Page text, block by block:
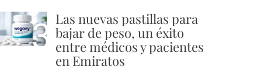
3 Las nuevas pastillas para
bajar de peso, un éxito
entre médicos y pacientes
en Emiratos